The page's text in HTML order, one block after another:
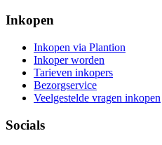
Inkopen
Inkopen via Plantion
Inkoper worden
Tarieven inkopers
Bezorgservice
Veelgestelde vragen inkopen
Socials